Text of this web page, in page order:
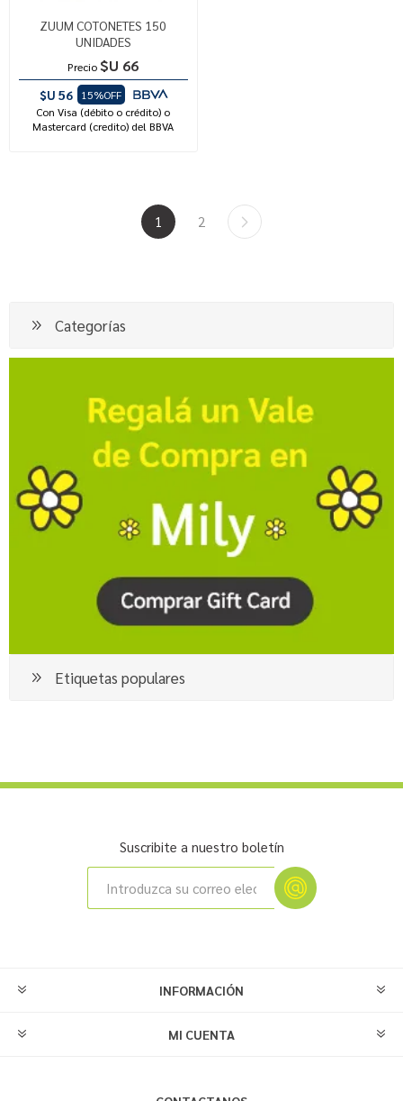
ZUUM COTONETES 150
UNIDADES
Precio $U 66
$U 56
15%OFF
Con Visa (débito o crédito) o
Mastercard (credito) del BBVA
1 2
Categorías
Etiquetas populares
Suscribite a nuestro boletín
INFORMACIÓN
MI CUENTA